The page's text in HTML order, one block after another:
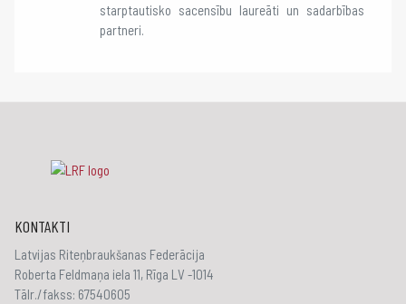
starptautisko sacensību laureāti un sadarbības
partneri.
KONTAKTI
Latvijas Riteņbraukšanas Federācija
Roberta Feldmaņa iela 11, Rīga LV -1014
Tālr./fakss: 67540605